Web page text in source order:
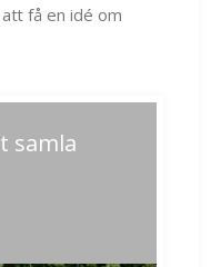
få en idé om
samla